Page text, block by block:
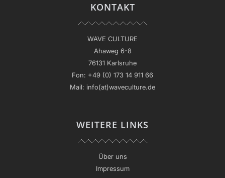
KONTAKT
WAVE CULTURE
Ahaweg 6-8
76131 Karlsruhe
Fon: +49 (0) 173 14 911 66
Mail: info(at)waveculture.de
WEITERE LINKS
Über uns
Impressum